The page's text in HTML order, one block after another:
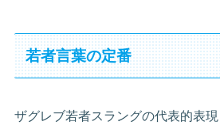
若者言葉の定番
ザグレブ若者スラングの代表的表現